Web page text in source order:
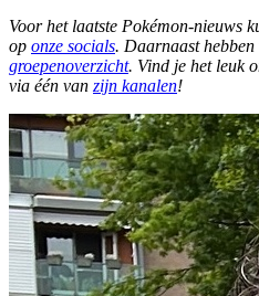
Voor het laatste Pokémon-nieuws
op onze socials. Daarnaast
groepenoverzicht. Vind je het leuk
via één van zijn kanalen!